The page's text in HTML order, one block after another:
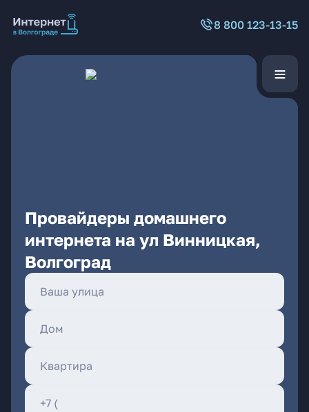
8 800 123-13-15
Провайдеры домашнего
интернета на ул Винницкая,
Волгоград